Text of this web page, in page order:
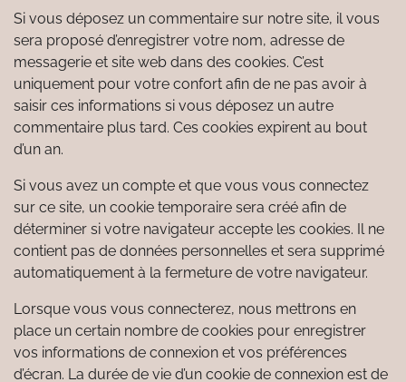
Si vous déposez un commentaire sur notre site, il vous
sera proposé d’enregistrer votre nom, adresse de
messagerie et site web dans des cookies. C’est
uniquement pour votre confort afin de ne pas avoir à
saisir ces informations si vous déposez un autre
commentaire plus tard. Ces cookies expirent au bout
d’un an.
Si vous avez un compte et que vous vous connectez
sur ce site, un cookie temporaire sera créé afin de
déterminer si votre navigateur accepte les cookies. Il ne
contient pas de données personnelles et sera supprimé
automatiquement à la fermeture de votre navigateur.
Lorsque vous vous connecterez, nous mettrons en
place un certain nombre de cookies pour enregistrer
vos informations de connexion et vos préférences
d’écran. La durée de vie d’un cookie de connexion est de